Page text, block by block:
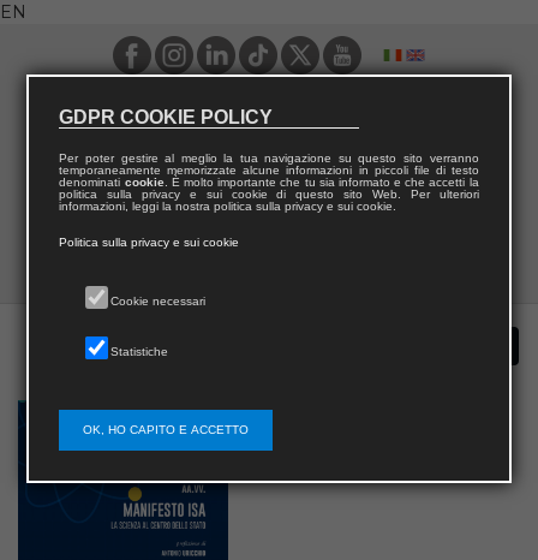
EN
GDPR COOKIE POLICY
Per poter gestire al meglio la tua navigazione su questo sito verranno
temporaneamente memorizzate alcune informazioni in piccoli file di testo
denominati cookie. È molto importante che tu sia informato e che accetti la
politica sulla privacy e sui cookie di questo sito Web. Per ulteriori
informazioni, leggi la nostra politica sulla privacy e sui cookie.
Politica sulla privacy e sui cookie
Cookie necessari
Statistiche
OK, HO CAPITO E ACCETTO